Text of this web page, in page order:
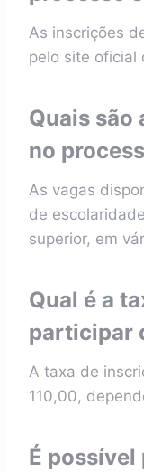
As inscrições
pelo site oficial
Quais são
no
As vagas
de
superior, em
Qual é a
participar
A taxa de
110,00,
É possível